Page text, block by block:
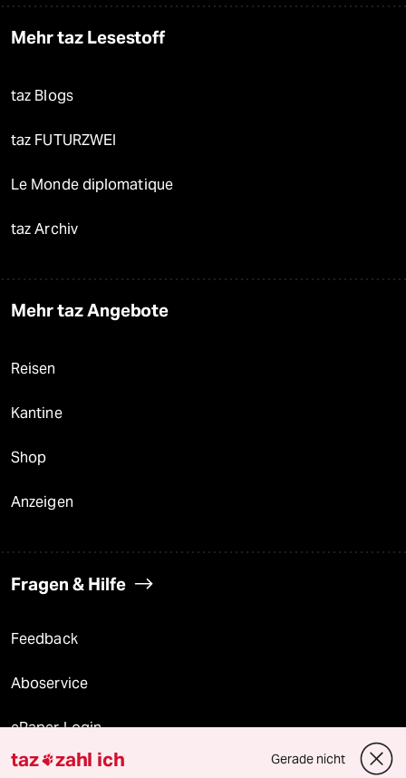
Mehr taz Lesestoff
taz Blogs
taz FUTURZWEI
Le Monde diplomatique
taz Archiv
Mehr taz Angebote
Reisen
Kantine
Shop
Anzeigen
Fragen & Hilfe
Feedback
Aboservice
ePaper Login
Downloads für Abonnierende
taz zahl ich Gerade nicht